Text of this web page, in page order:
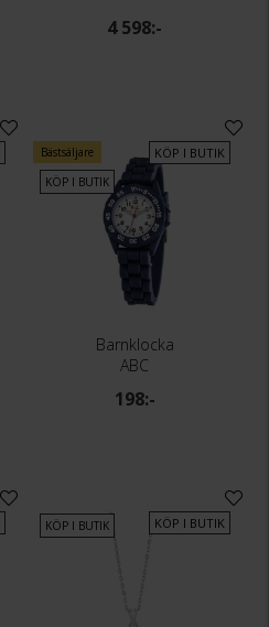
4 598:-
Bästsäljare
KÖP I BUTIK
KÖP I BUTIK
Barnklocka
ABC
198:-
KÖP I BUTIK KÖP I BUTIK